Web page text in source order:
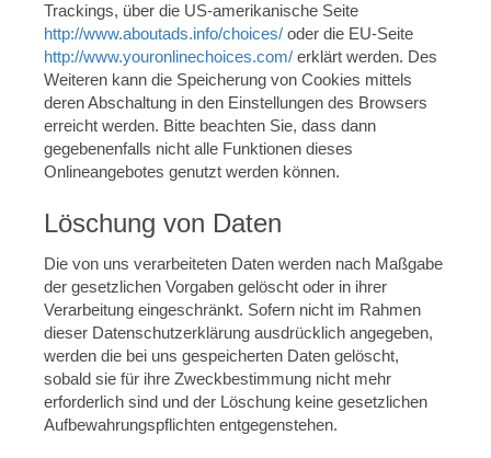
Trackings, über die US-amerikanische Seite
http://www.aboutads.info/choices/ oder die EU-Seite
http://www.youronlinechoices.com/ erklärt werden. Des
Weiteren kann die Speicherung von Cookies mittels
deren Abschaltung in den Einstellungen des Browsers
erreicht werden. Bitte beachten Sie, dass dann
gegebenenfalls nicht alle Funktionen dieses
Onlineangebotes genutzt werden können.
Löschung von Daten
Die von uns verarbeiteten Daten werden nach Maßgabe
der gesetzlichen Vorgaben gelöscht oder in ihrer
Verarbeitung eingeschränkt. Sofern nicht im Rahmen
dieser Datenschutzerklärung ausdrücklich angegeben,
werden die bei uns gespeicherten Daten gelöscht,
sobald sie für ihre Zweckbestimmung nicht mehr
erforderlich sind und der Löschung keine gesetzlichen
Aufbewahrungspflichten entgegenstehen.